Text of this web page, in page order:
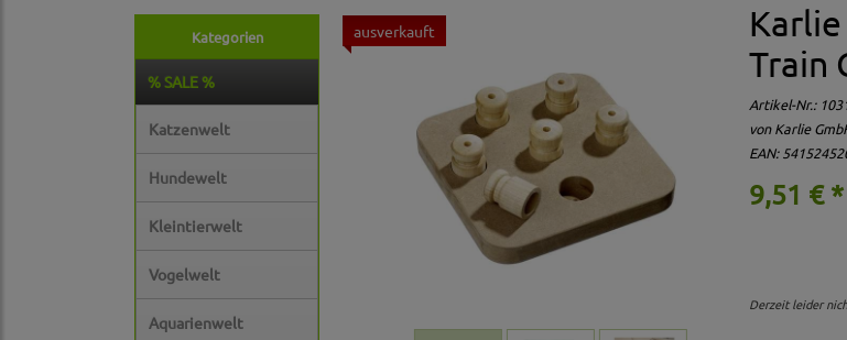
Kategorien
% SALE %
Katzenwelt
Hundewelt
Kleintierwelt
Vogelwelt
Aquarienwelt
ausverkauft
Train
Artikel-Nr.:
von Karlie
EAN:
9,51 € *
Derzeit leider